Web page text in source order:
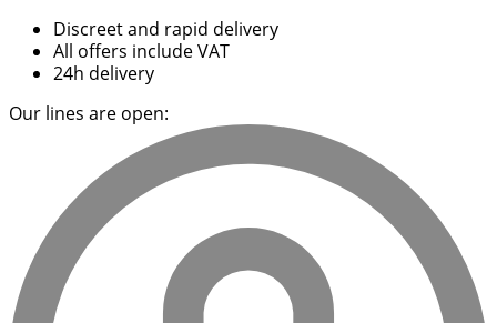
Discreet and rapid delivery
All offers include VAT
24h delivery
Our lines are open: